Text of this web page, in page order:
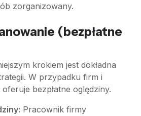
zorganizowany.
(bezpłatne
krokiem jest dokładna
W przypadku firm i
bezpłatne oględziny.
Pracownik firmy